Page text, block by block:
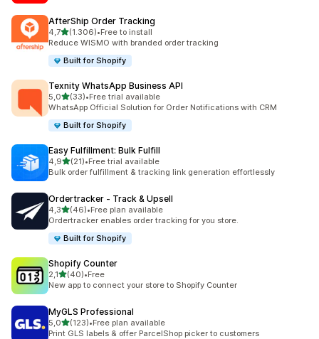
AfterShip Order Tracking
4,7de 5 estrelas
(1.306)
1306 total de avaliações
•Free to install
Reduce WISMO with branded order tracking
Built for Shopify
Texnity WhatsApp Business API
5,0de 5 estrelas
(33)
33 total de avaliações
•Free trial available
WhatsApp Official Solution for Order Notifications with CRM
Built for Shopify
Easy Fulfillment: Bulk Fulfill
4,9de 5 estrelas
(21)
21 total de avaliações
•Free trial available
Bulk order fulfillment & tracking link generation effortlessly
Ordertracker ‑ Track & Upsell
4,3de 5 estrelas
(46)
46 total de avaliações
•Free plan available
Ordertracker enables order tracking for you store.
Built for Shopify
Shopify Counter
2,1de 5 estrelas
(40)
40 total de avaliações
•Free
New app to connect your store to Shopify Counter
MyGLS Professional
5,0de 5 estrelas
(123)
123 total de avaliações
•Free plan available
Print GLS labels & offer ParcelShop picker to customers